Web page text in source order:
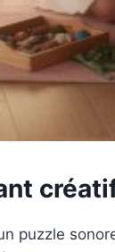
puzzle